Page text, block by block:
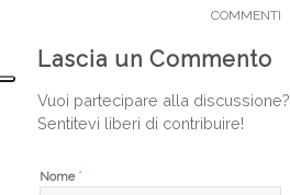
COMMENTI
Lascia un Commento
Vuoi partecipare alla discussione?
Sentitevi liberi di contribuire!
Nome *